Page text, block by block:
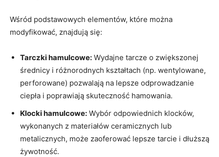
Wśród podstawowych elementów, które można
modyfikować, znajdują się:
Tarczki hamulcowe: Wydajne tarcze o zwiększonej
średnicy i różnorodnych kształtach (np. wentylowane,
perforowane) pozwalają na lepsze odprowadzanie
ciepła i poprawiają skuteczność hamowania.
Klocki hamulcowe: Wybór odpowiednich klocków,
wykonanych z materiałów ceramicznych lub
metalicznych, może zaoferować lepsze tarcie i dłuższą
żywotność.